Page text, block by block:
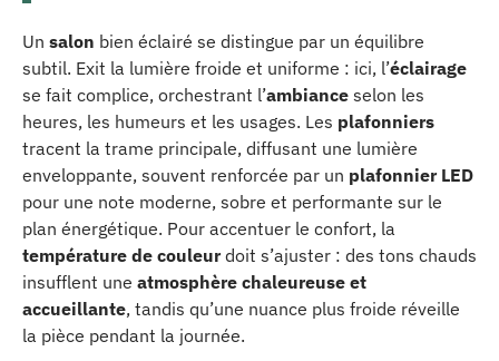
Un salon bien éclairé se distingue par un équilibre
subtil. Exit la lumière froide et uniforme : ici, l’éclairage
se fait complice, orchestrant l’ambiance selon les
heures, les humeurs et les usages. Les plafonniers
tracent la trame principale, diffusant une lumière
enveloppante, souvent renforcée par un plafonnier LED
pour une note moderne, sobre et performante sur le
plan énergétique. Pour accentuer le confort, la
température de couleurdoit s’ajuster : des tons chauds
insufflent une atmosphère chaleureuse et
accueillante, tandis qu’une nuance plus froide réveille
la pièce pendant la journée.